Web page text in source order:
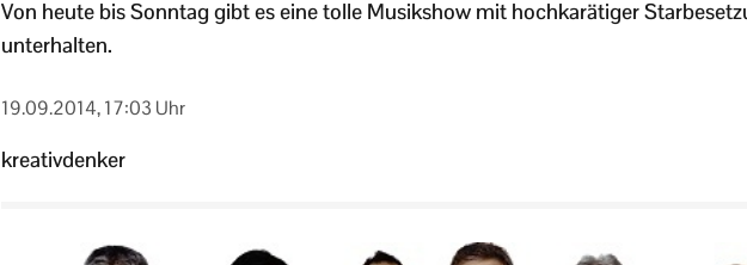
Von heute bis Sonntag gibt es eine tolle Musikshow mit hochkarätiger
unterhalten.
19.09.2014, 17:03 Uhr
kreativdenker